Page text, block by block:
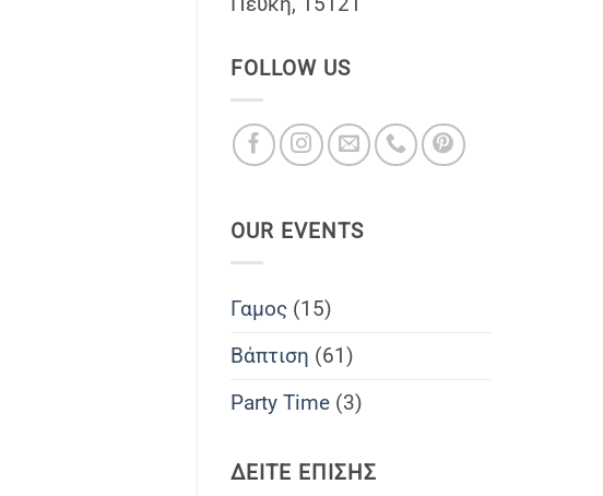
FOLLOW US
OUR EVENTS
Γαμος (15)
Βάπτιση (61)
Party Time (3)
ΔΕΙΤΕ ΕΠΙΣΗΣ